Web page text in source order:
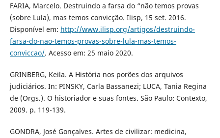
FARIA, Marcelo. Destruindo a farsa do “não temos provas
(sobre Lula), mas temos convicção. Ilisp, 15 set. 2016.
Disponível em: http://www.ilisp.org/artigos/destruindo-
farsa-do-nao-temos-provas-sobre-lula-mas-temos-
conviccao/. Acesso em: 25 maio 2020.
GRINBERG, Keila. A História nos porões dos arquivos
judiciários. In: PINSKY, Carla Bassanezi; LUCA, Tania Regina
de (Orgs.). O historiador e suas fontes. São Paulo: Contexto,
2009. p. 119-139.
GONDRA, José Gonçalves. Artes de civilizar: medicina,